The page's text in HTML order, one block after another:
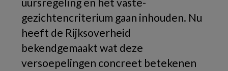
gezichtencriterium gaan inhouden. Nu
heeft de Rijksoverheid
bekendgemaakt wat deze
versoepelingen concreet betekenen